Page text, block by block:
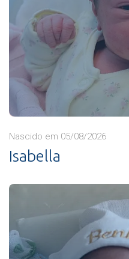
Nascido em 05/08/2026
Isabella